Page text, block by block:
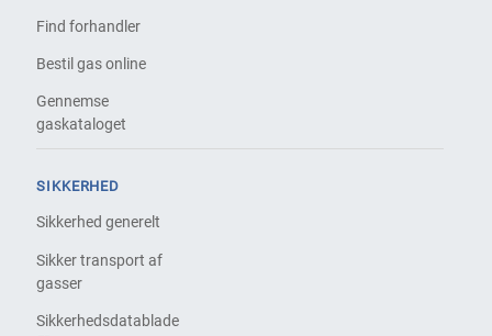
Find forhandler
Bestil gas online
Gennemse
gaskataloget
SIKKERHED
Sikkerhed generelt
Sikker transport af
gasser
Sikkerhedsdatablade